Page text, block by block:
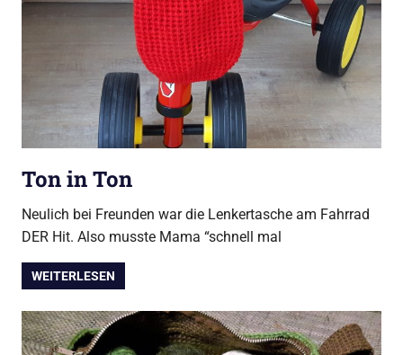
Ton in Ton
Neulich bei Freunden war die Lenkertasche am Fahrrad
DER Hit. Also musste Mama “schnell mal
WEITERLESEN